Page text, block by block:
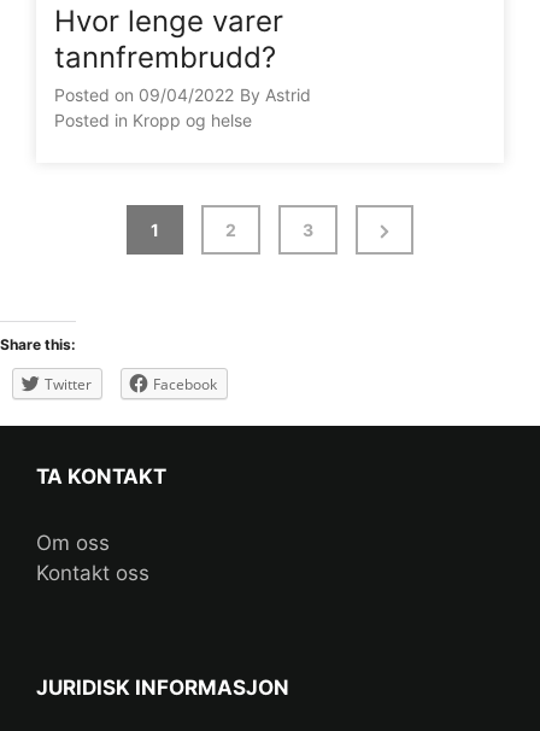
Hvor lenge varer
tannfrembrudd?
Posted on 09/04/2022 By Astrid
Posted in Kropp og helse
1 2 3
Share this:
Twitter Facebook
TA KONTAKT
Om oss
Kontakt oss
JURIDISK INFORMASJON